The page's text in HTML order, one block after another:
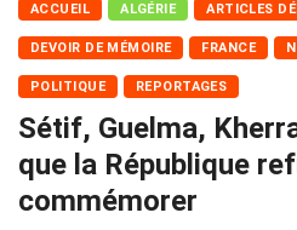
ACCUEIL ALGÉRIE ARTICLES
DEVOIR DE MÉMOIRE FRANCE
POLITIQUE REPORTAGES
Sétif, Guelma,
que la République
commémorer